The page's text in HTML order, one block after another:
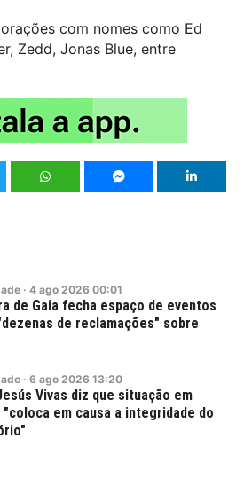
com nomes como Ed
Zedd, Jonas Blue, entre
· 4 ago 2026 00:01
de Gaia fecha espaço de eventos
de reclamações" sobre
· 6 ago 2026 13:20
Vivas diz que situação em
"coloca em causa a integridade do